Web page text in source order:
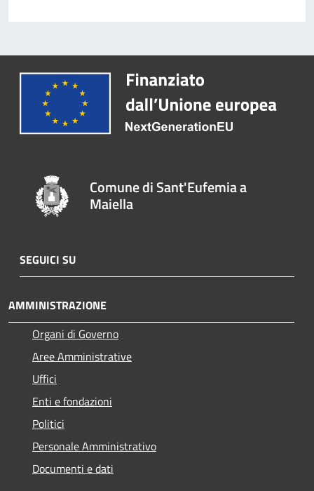
Comune di Sant'Eufemia a
Maiella
SEGUICI SU
AMMINISTRAZIONE
Organi di Governo
Aree Amministrative
Uffici
Enti e fondazioni
Politici
Personale Amministrativo
Documenti e dati